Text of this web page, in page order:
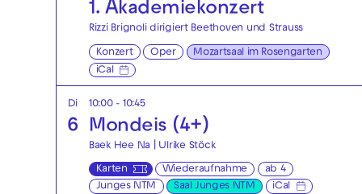
1. Akademie­konzert
Rizzi Brignoli dirigiert Beethoven und Strauss
Konzert Oper
Mozartsaal im Rosengarten
iCal
Di
6
10:00 - 10:45
Mondeis (4+)
Baek Hee Na | Ulrike Stöck
Karten Wiederaufnahme
ab 4
Junges NTM
Saal Junges NTM iCal